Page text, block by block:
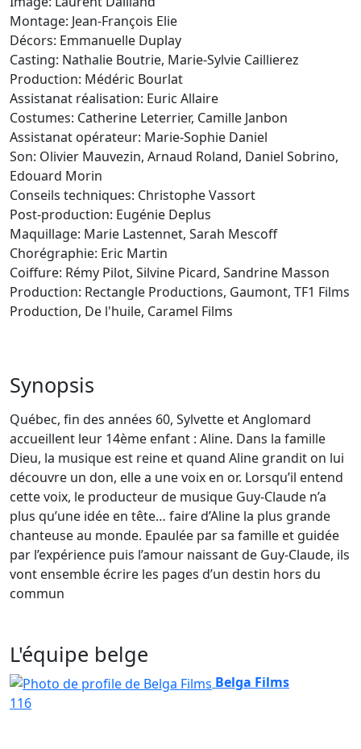
Montage: Jean-François Elie
Décors: Emmanuelle Duplay
Casting: Nathalie Boutrie, Marie-Sylvie Caillierez
Production: Médéric Bourlat
Assistanat réalisation: Euric Allaire
Costumes: Catherine Leterrier, Camille Janbon
Assistanat opérateur: Marie-Sophie Daniel
Son: Olivier Mauvezin, Arnaud Roland, Daniel Sobrino,
Edouard Morin
Conseils techniques: Christophe Vassort
Post-production: Eugénie Deplus
Maquillage: Marie Lastennet, Sarah Mescoff
Chorégraphie: Eric Martin
Coiffure: Rémy Pilot, Silvine Picard, Sandrine Masson
Production: Rectangle Productions, Gaumont, TF1 Films
Production, De l'huile, Caramel Films
Synopsis
Québec, fin des années 60, Sylvette et Anglomard
accueillent leur 14ème enfant : Aline. Dans la famille
Dieu, la musique est reine et quand Aline grandit on lui
découvre un don, elle a une voix en or. Lorsqu’il entend
cette voix, le producteur de musique Guy-Claude n’a
plus qu’une idée en tête… faire d’Aline la plus grande
chanteuse au monde. Epaulée par sa famille et guidée
par l’expérience puis l’amour naissant de Guy-Claude, ils
vont ensemble écrire les pages d’un destin hors du
commun
L'équipe belge
Belga Films
116